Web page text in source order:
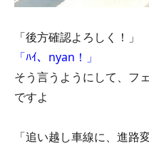
「後方確認よろしく！」
「ﾊｲ、nyan！」
そう言うようにして、フ
ですよ
「追い越し車線に、進路